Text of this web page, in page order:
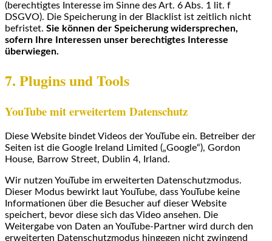
(berechtigtes Interesse im Sinne des Art. 6 Abs. 1 lit. f
DSGVO). Die Speicherung in der Blacklist ist zeitlich nicht
befristet. Sie können der Speicherung widersprechen,
sofern Ihre Interessen unser berechtigtes Interesse
überwiegen.
7. Plugins und Tools
YouTube mit erweitertem Datenschutz
Diese Website bindet Videos der YouTube ein. Betreiber der
Seiten ist die Google Ireland Limited („Google“), Gordon
House, Barrow Street, Dublin 4, Irland.
Wir nutzen YouTube im erweiterten Datenschutzmodus.
Dieser Modus bewirkt laut YouTube, dass YouTube keine
Informationen über die Besucher auf dieser Website
speichert, bevor diese sich das Video ansehen. Die
Weitergabe von Daten an YouTube-Partner wird durch den
erweiterten Datenschutzmodus hingegen nicht zwingend